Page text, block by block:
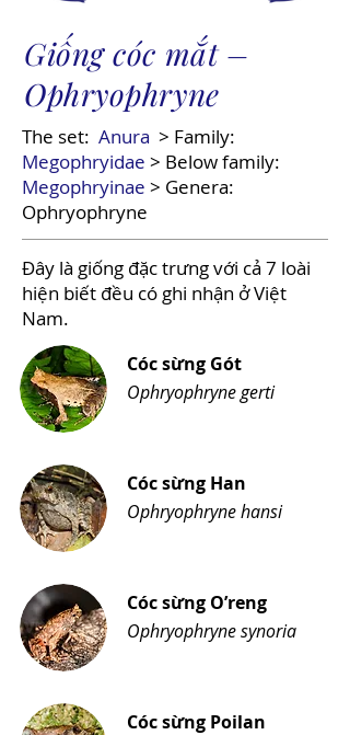
Giống cóc mắt –
Ophryophryne
The set: Anura > Family:
Megophryidae > Below family:
Megophryinae > Genera:
Ophryophryne
Đây là giống đặc trưng với cả 7 loài
hiện biết đều có ghi nhận ở Việt
Nam.
Cóc sừng Gót
Ophryophryne gerti
Cóc sừng Han
Ophryophryne hansi
Cóc sừng O’reng
Ophryophryne synoria
Cóc sừng Poilan